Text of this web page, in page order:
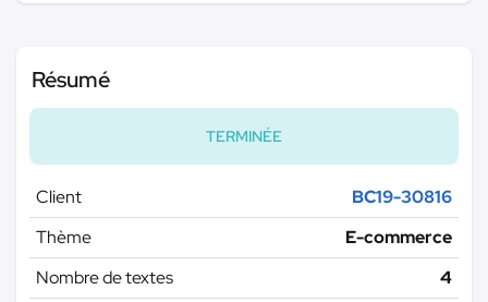
Résumé
TERMINÉE
Client
BC19-30816
Thème
E-commerce
Nombre de textes
4